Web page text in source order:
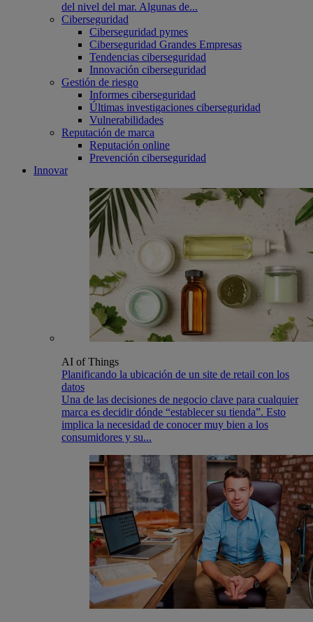
del nivel del mar. Algunas de...
Ciberseguridad
Ciberseguridad pymes
Ciberseguridad Grandes Empresas
Tendencias ciberseguridad
Innovación ciberseguridad
Gestión de riesgo
Informes ciberseguridad
Últimas investigaciones ciberseguridad
Vulnerabilidades
Reputación de marca
Reputación online
Prevención ciberseguridad
Innovar
AI of Things
Planificando la ubicación de un site de retail con los
datos
Una de las decisiones de negocio clave para cualquier
marca es decidir dónde “establecer su tienda”. Esto
implica la necesidad de conocer muy bien a los
consumidores y su...